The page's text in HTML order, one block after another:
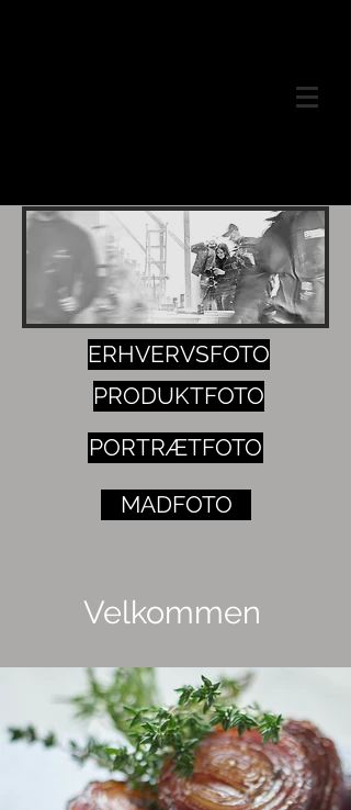
ERHVERVSFOTO
PRODUKTFOTO
PORTRÆTFOTO
MADFOTO
Velkommen